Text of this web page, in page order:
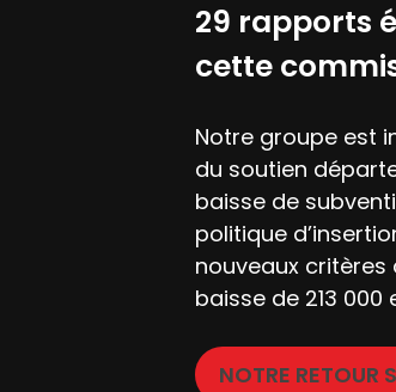
29 rapports
cette
Notre groupe est
du soutien
baisse de
politique
nouveaux critères
baisse de 213 000
NOTRE RETOUR